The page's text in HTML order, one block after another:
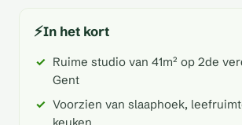
⚡In het kort
Ruime studio van 41m² op 2de
Gent
Voorzien van slaaphoek,